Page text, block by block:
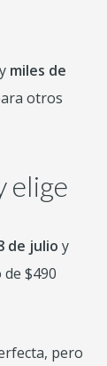
miles de
otros
elige
de julio y
$490
pero